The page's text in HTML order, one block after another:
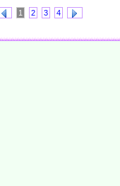
1 2 3 4